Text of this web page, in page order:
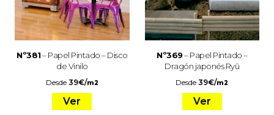
Nº381– Papel Pintado – Disco
de Vinilo
Desde 39€/m2
Ver
Nº369– Papel Pintado –
Dragón japonés Ryū
Desde39€/m2
Ver